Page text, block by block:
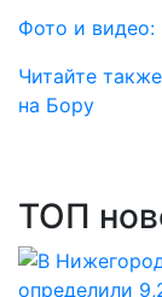
Фото и
Читайте
на Бору
ТОП